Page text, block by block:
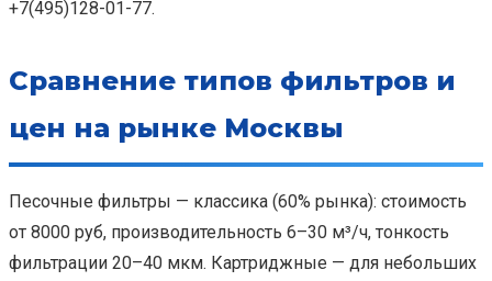
+7(495)128-01-77.
Сравнение типов фильтров и
цен на рынке Москвы
Песочные фильтры — классика (60% рынка): стоимость
от 8000 руб, производительность 6–30 м³/ч, тонкость
фильтрации 20–40 мкм. Картриджные — для небольших